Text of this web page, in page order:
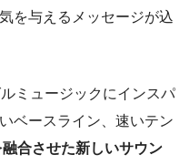
を与えるメッセージが込
ミュージックにインスパ
ベースライン、速いテン
合させた新しいサウン